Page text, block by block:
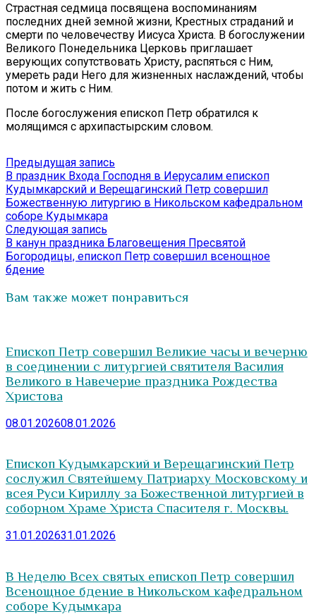
Страстная седмица посвящена воспоминаниям
последних дней земной жизни, Крестных страданий и
смерти по человечеству Иисуса Христа. В богослужении
Великого Понедельника Церковь приглашает
верующих сопутствовать Христу, распяться с Ним,
умереть ради Него для жизненных наслаждений, чтобы
потом и жить с Ним.
После богослужения епископ Петр обратился к
молящимся с архипастырским словом.
Навигация
по
записям
Предыдущая запись
запись:
В праздник Входа Господня в Иерусалим епископ
Кудымкарский и Верещагинский Петр совершил
Божественную литургию в Никольском кафедральном
соборе Кудымкара
Следующая запись
запись:
В канун праздника Благовещения Пресвятой
Богородицы, епископ Петр совершил всенощное
бдение
Вам также может понравиться
Епископ Петр совершил Великие часы и вечерню
в соединении с литургией святителя Василия
Великого в Навечерие праздника Рождества
Христова
08.01.202608.01.2026
Епископ Кудымкарский и Верещагинский Петр
сослужил Святейшему Патриарху Московскому и
всея Руси Кириллу за Божественной литургией в
соборном Храме Христа Спасителя г. Москвы.
31.01.202631.01.2026
В Неделю Всех святых епископ Петр совершил
Всенощное бдение в Никольском кафедральном
соборе Кудымкара